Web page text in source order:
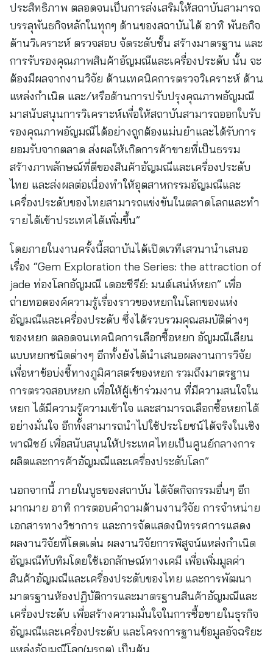
ประสิทธิภาพ ตลอดจนเป็นการส่งเสริมให้สถาบันสามารถ
บรรลุพันธกิจหลักในทุกๆ ด้านของสถาบันได้ อาทิ พันธกิจ
ด้านวิเคราะห์ ตรวจสอบ จัดระดับชั้น สร้างมาตรฐาน และ
การรับรองคุณภาพสินค้าอัญมณีและเครื่องประดับ นั้น จะ
ต้องมีผลจากงานวิจัย ด้านเทคนิคการตรวจวิเคราะห์ ด้าน
แหล่งกำเนิด และ/หรือด้านการปรับปรุงคุณภาพอัญมณี
มาสนับสนุนการวิเคราะห์เพื่อให้สถาบันสามารถออกใบรับ
รองคุณภาพอัญมณีได้อย่างถูกต้องแม่นยำและได้รับการ
ยอมรับจากตลาด ส่งผลให้เกิดการค้าขายที่เป็นธรรม
สร้างภาพลักษณ์ที่ดีของสินค้าอัญมณีและเครื่องประดับ
ไทย และส่งผลต่อเนื่องทำให้อุตสาหกรรมอัญมณีและ
เครื่องประดับของไทยสามารถแข่งขันในตลาดโลกและทำ
รายได้เข้าประเทศได้เพิ่มขึ้น”
โดยภายในงานครั้งนี้สถาบันได้เปิดเวทีเสวนานำเสนอ
เรื่อง “Gem Exploration the Series: the attraction of
jade ท่องโลกอัญมณี เดอะซีรีย์: มนต์เสน่ห์หยก” เพื่อ
ถ่ายทอดองค์ความรู้เรื่องราวของหยกในโลกของแห่ง
อัญมณีและเครื่องประดับ ซึ่งได้รวบรวมคุณสมบัติต่างๆ
ของหยก ตลอดจนเทคนิคการเลือกซื้อหยก อัญมณีเลียน
แบบหยกชนิดต่างๆ อีกทั้งยังได้นำเสนอผลงานการวิจัย
เพื่อหาข้อบ่งชี้ทางภูมิศาสตร์ของหยก รวมถึงมาตรฐาน
การตรวจสอบหยก เพื่อให้ผู้เข้าร่วมงาน ที่มีความสนใจใน
หยก ได้มีความรู้ความเข้าใจ และสามารถเลือกซื้อหยกได้
อย่างมั่นใจ อีกทั้งสามารถนำไปใช้ประโยชน์ได้จริงในเชิง
พาณิชย์ เพื่อสนับสนุนให้ประเทศไทยเป็นศูนย์กลางการ
ผลิตและการค้าอัญมณีและเครื่องประดับโลก”
นอกจากนี้ ภายในบูธของสถาบัน ได้จัดกิจกรรมอื่นๆ อีก
มากมาย อาทิ การตอบคำถามด้านงานวิจัย การจำหน่าย
เอกสารทางวิชาการ และการจัดแสดงนิทรรศการแสดง
ผลงานวิจัยที่โดดเด่น ผลงานวิจัยการพิสูจน์แหล่งกำเนิด
อัญมณีทับทิมโดยใช้เอกลักษณ์ทางเคมี เพื่อเพิ่มมูลค่า
สินค้าอัญมณีและเครื่องประดับของไทย และการพัฒนา
มาตรฐานห้องปฏิบัติการและมาตรฐานสินค้าอัญมณีและ
เครื่องประดับ เพื่อสร้างความมั่นใจในการซื้อขายในธุรกิจ
อัญมณีและเครื่องประดับ และโครงการฐานข้อมูลอัจฉริยะ